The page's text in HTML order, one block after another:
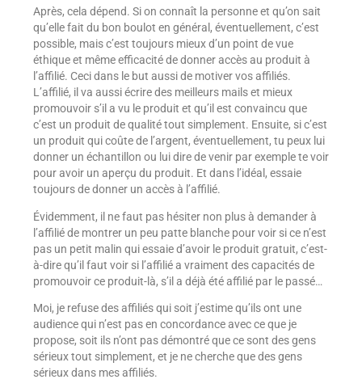
Après, cela dépend. Si on connaît la personne et qu’on sait
qu’elle fait du bon boulot en général, éventuellement, c’est
possible, mais c’est toujours mieux d’un point de vue
éthique et même efficacité de donner accès au produit à
l’affilié. Ceci dans le but aussi de motiver vos affiliés.
L’affilié, il va aussi écrire des meilleurs mails et mieux
promouvoir s’il a vu le produit et qu’il est convaincu que
c’est un produit de qualité tout simplement. Ensuite, si c’est
un produit qui coûte de l’argent, éventuellement, tu peux lui
donner un échantillon ou lui dire de venir par exemple te voir
pour avoir un aperçu du produit. Et dans l’idéal, essaie
toujours de donner un accès à l’affilié.
Évidemment, il ne faut pas hésiter non plus à demander à
l’affilié de montrer un peu patte blanche pour voir si ce n’est
pas un petit malin qui essaie d’avoir le produit gratuit, c’est-
à-dire qu’il faut voir si l’affilié a vraiment des capacités de
promouvoir ce produit-là, s’il a déjà été affilié par le passé…
Moi, je refuse des affiliés qui soit j’estime qu’ils ont une
audience qui n’est pas en concordance avec ce que je
propose, soit ils n’ont pas démontré que ce sont des gens
sérieux tout simplement, et je ne cherche que des gens
sérieux dans mes affiliés.